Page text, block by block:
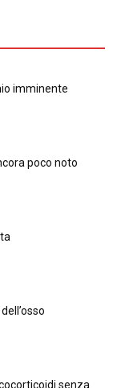
imminente
poco noto
senza